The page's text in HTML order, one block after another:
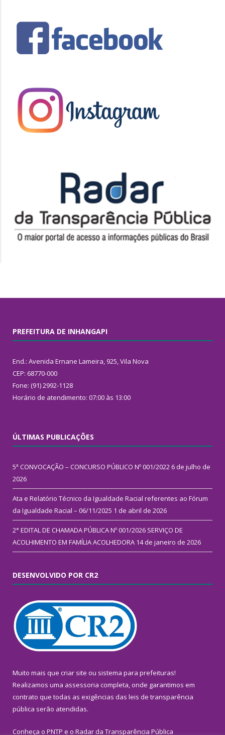
PREFEITURA DE INHANGAPI
End.: Avenida Ernane Lameira, 925, Vila Nova
CEP: 68770-000
Fone: (91) 2992-1128
Horário de atendimento: 07:00 às 13:00
ÚLTIMAS PUBLICAÇÕES
5ª CONVOCAÇÃO – CONCURSO PÚBLICO Nº 001/2022 6 de julho de
2026
Ata e Relatório Técnico da Igualdade Racial referentes ao Fórum
da Igualdade Racial – 06/11/2025 1 de abril de 2026
2° EDITAL DE CHAMADA PÚBLICA Nº 001/2026 SERVIÇO DE
ACOLHIMENTO EM FAMÍLIA ACOLHEDORA 14 de janeiro de 2026
DESENVOLVIDO POR CR2
Muito mais que criar site ou sistema para prefeituras!
Realizamos uma assessoria completa, onde garantimos em
contrato que todas as exigências das leis de transparência
pública serão atendidas.
Conheça o PNTP e o Radar da Transparência Pública